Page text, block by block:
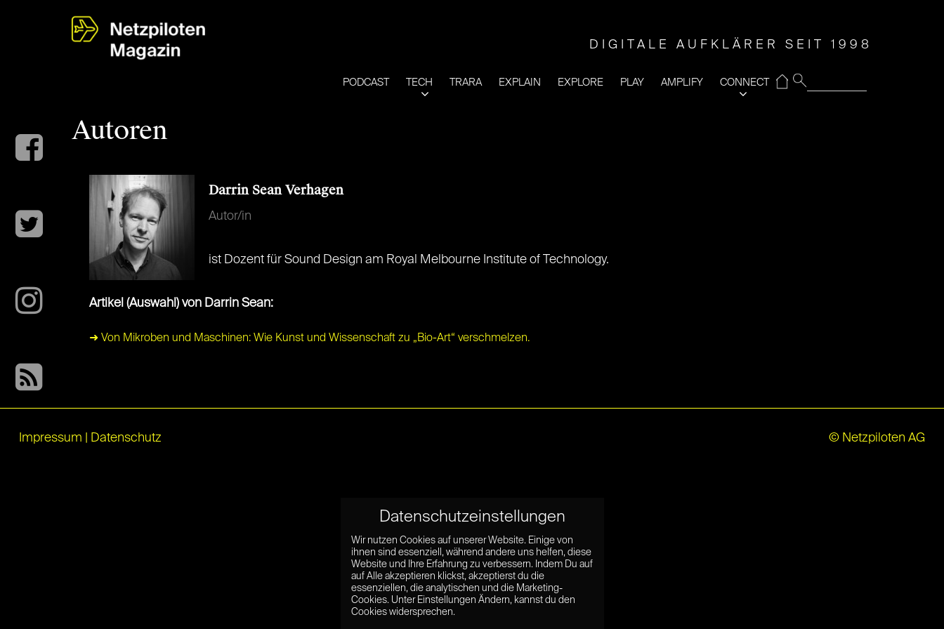
DIGITALE AUFKLÄRER SEIT 1998
PODCAST TECH TRARA EXPLAIN EXPLORE PLAY AMPLIFY CONNECT
⌂
Autoren
Darrin Sean Verhagen
Autor/in
ist Dozent für Sound Design am Royal Melbourne Institute of Technology.
Artikel (Auswahl) von Darrin Sean:
➜ Von Mikroben und Maschinen: Wie Kunst und Wissenschaft zu „Bio-Art“ verschmelzen.
Impressum Datenschutz © Netzpiloten AG
Datenschutzeinstellungen
Wir nutzen Cookies auf unserer Website. Einige von
ihnen sind essenziell, während andere uns helfen, diese
Website und Ihre Erfahrung zu verbessern. Indem Du auf
auf Alle akzeptieren klickst, akzeptierst du die
essenziellen, die analytischen und die Marketing-
Cookies. Unter Einstellungen Ändern, kannst du den
Cookies widersprechen.